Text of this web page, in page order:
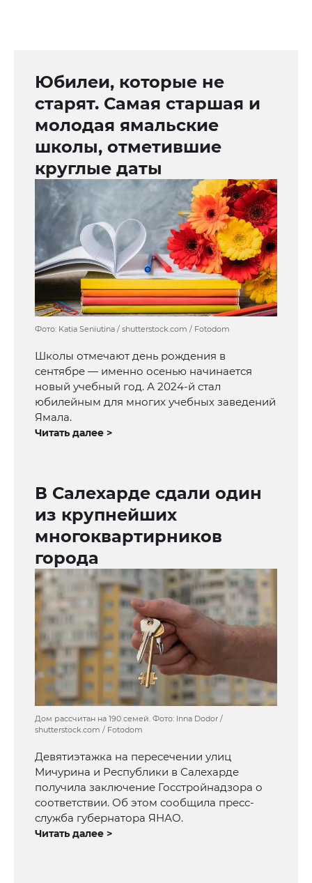
Юбилеи, которые не
старят. Самая старшая и
молодая ямальские
школы, отметившие
круглые даты
Фото: Katia Seniutina / shutterstock.com / Fotodom
Школы отмечают день рождения в
сентябре — именно осенью начинается
новый учебный год. А 2024-й стал
юбилейным для многих учебных заведений
Ямала.
Читать далее >
В Салехарде сдали один
из крупнейших
многоквартирников
города
Дом рассчитан на 190 семей. Фото: Inna Dodor /
shutterstock.com / Fotodom
Девятиэтажка на пересечении улиц
Мичурина и Республики в Салехарде
получила заключение Госстройнадзора о
соответствии. Об этом сообщила пресс-
служба губернатора ЯНАО.
Читать далее >